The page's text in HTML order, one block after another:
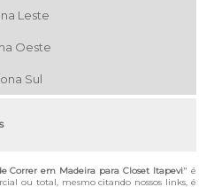
Leste
Oeste
Sul
Correr em Madeira para Closet Itapevi" é
ou total, mesmo citando nossos links, é